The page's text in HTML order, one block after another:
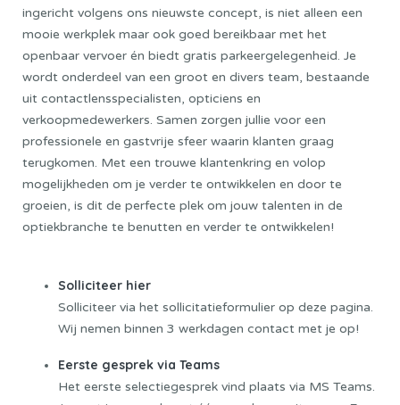
ingericht volgens ons nieuwste concept, is niet alleen een
mooie werkplek maar ook goed bereikbaar met het
openbaar vervoer én biedt gratis parkeergelegenheid. Je
wordt onderdeel van een groot en divers team, bestaande
uit contactlensspecialisten, opticiens en
verkoopmedewerkers. Samen zorgen jullie voor een
professionele en gastvrije sfeer waarin klanten graag
terugkomen. Met een trouwe klantenkring en volop
mogelijkheden om je verder te ontwikkelen en door te
groeien, is dit de perfecte plek om jouw talenten in de
optiekbranche te benutten en verder te ontwikkelen!
Solliciteer hier
Solliciteer via het sollicitatieformulier op deze pagina.
Wij nemen binnen 3 werkdagen contact met je op!
Eerste gesprek via Teams
Het eerste selectiegesprek vind plaats via MS Teams.